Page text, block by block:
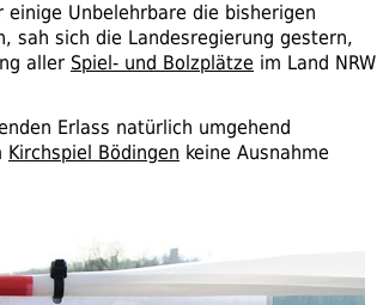
Unbelehrbare die bisherigen
sah sich die Landesregierung gestern,
aller Spiel- und Bolzplätze im Land NRW
Erlass natürlich umgehend
Kirchspiel Bödingen keine Ausnahme